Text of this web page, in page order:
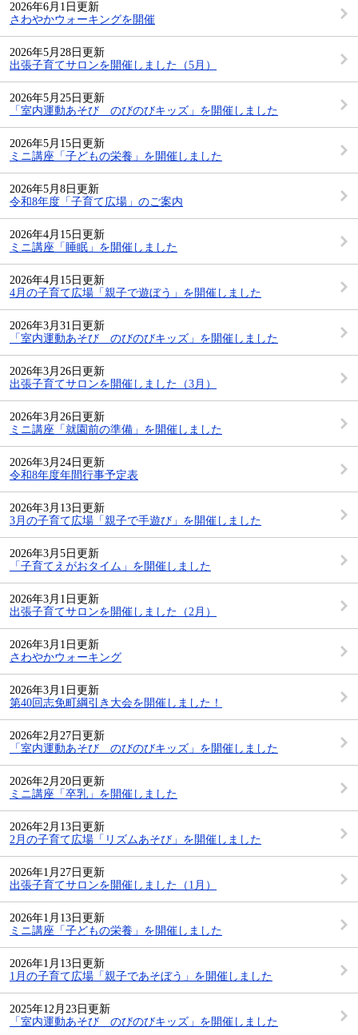
2026年6月1日更新
さわやかウォーキングを開催
2026年5月28日更新
出張子育てサロンを開催しました（5月）
2026年5月25日更新
「室内運動あそび のびのびキッズ」を開催しました
2026年5月15日更新
ミニ講座「子どもの栄養」を開催しました
2026年5月8日更新
令和8年度「子育て広場」のご案内
2026年4月15日更新
ミニ講座「睡眠」を開催しました
2026年4月15日更新
4月の子育て広場「親子で遊ぼう」を開催しました
2026年3月31日更新
「室内運動あそび のびのびキッズ」を開催しました
2026年3月26日更新
出張子育てサロンを開催しました（3月）
2026年3月26日更新
ミニ講座「就園前の準備」を開催しました
2026年3月24日更新
令和8年度年間行事予定表
2026年3月13日更新
3月の子育て広場「親子で手遊び」を開催しました
2026年3月5日更新
「子育てえがおタイム」を開催しました
2026年3月1日更新
出張子育てサロンを開催しました（2月）
2026年3月1日更新
さわやかウォーキング
2026年3月1日更新
第40回志免町綱引き大会を開催しました！
2026年2月27日更新
「室内運動あそび のびのびキッズ」を開催しました
2026年2月20日更新
ミニ講座「卒乳」を開催しました
2026年2月13日更新
2月の子育て広場「リズムあそび」を開催しました
2026年1月27日更新
出張子育てサロンを開催しました（1月）
2026年1月13日更新
ミニ講座「子どもの栄養」を開催しました
2026年1月13日更新
1月の子育て広場「親子であそぼう」を開催しました
2025年12月23日更新
「室内運動あそび のびのびキッズ」を開催しました